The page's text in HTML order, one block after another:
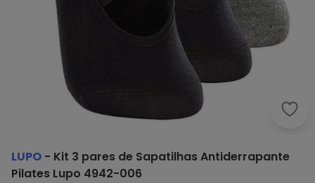
LUPO - Kit 3 pares de Sapatilhas Antiderrapante
Pilates Lupo 4942-006